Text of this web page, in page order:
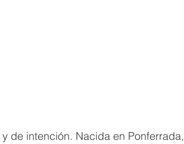
de intención. Nacida en Ponferrada,